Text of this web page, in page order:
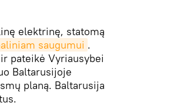
elektrinę, statomą
saugumui .
pateikė Vyriausybei
Baltarusijoje
planą. Baltarusija